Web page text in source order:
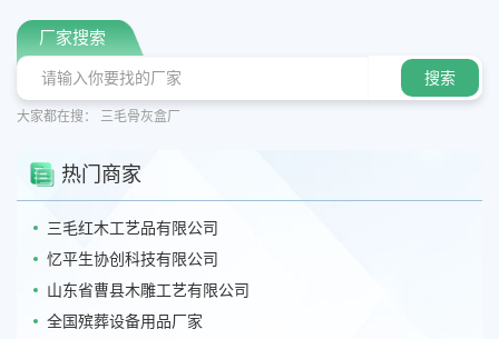
厂家搜索
大家都在搜： 三毛骨灰盒厂
热门商家
三毛红木工艺品有限公司
忆平生协创科技有限公司
山东省曹县木雕工艺有限公司
全国殡葬设备用品厂家